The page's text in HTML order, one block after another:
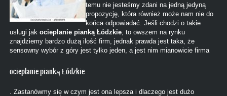
temu nie jesteśmy zdani na jedną jedyną
propozycję, która również może nam nie do
końca odpowiadać. Jeśli chodzi o takie
usługi jak ocieplanie pianką Łódzkie, to owszem na rynku
znajdziemy bardzo dużą ilość firm, jednak prawda jest taka, że
sensowny wybór z góry jest tylko jeden, a jest nim mianowicie firma
ocieplanie pianką Łódzkie
. Zastanówmy się w czym jest ona lepsza i dlaczego jest dużo